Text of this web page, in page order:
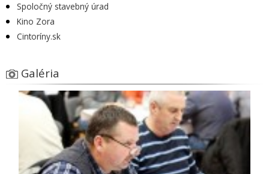
Spoločný stavebný úrad
Kino Zora
Cintoríny.sk
Galéria